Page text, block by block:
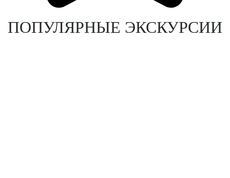
ПОПУЛЯРНЫЕ ЭКСКУРСИИ